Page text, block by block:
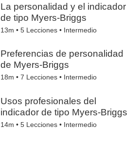
La personalidad y el indicador
de tipo Myers-Briggs
13m •5 Lecciones • Intermedio
Preferencias de personalidad
de Myers-Briggs
18m •7 Lecciones • Intermedio
Usos profesionales del
indicador de tipo Myers-Briggs
14m •5 Lecciones • Intermedio